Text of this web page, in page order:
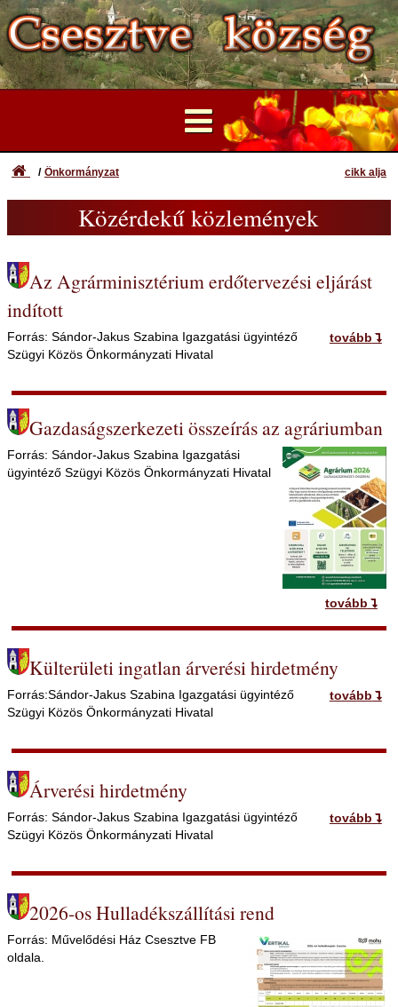
...
Csesztve Értéktára
Képviselő-testület
Egészségünkért
Kapcsolat
Linkajánló
cikk alja
Önkormányzat
Közérdekű közlemények
Az Agrárminisztérium erdőtervezési eljárást
indított
tovább
Forrás: Sándor-Jakus Szabina Igazgatási ügyintéző
Szügyi Közös Önkormányzati Hivatal
Gazdaságszerkezeti összeírás az agráriumban
tovább
Forrás: Sándor-Jakus Szabina Igazgatási
ügyintéző Szügyi Közös Önkormányzati Hivatal
Külterületi ingatlan árverési hirdetmény
tovább
Forrás:Sándor-Jakus Szabina Igazgatási ügyintéző
Szügyi Közös Önkormányzati Hivatal
Árverési hirdetmény
tovább
Forrás: Sándor-Jakus Szabina Igazgatási ügyintéző
Szügyi Közös Önkormányzati Hivatal
2026-os Hulladékszállítási rend
Forrás: Művelődési Ház Csesztve FB
oldala.